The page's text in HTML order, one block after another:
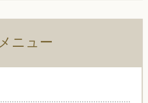
メニュー